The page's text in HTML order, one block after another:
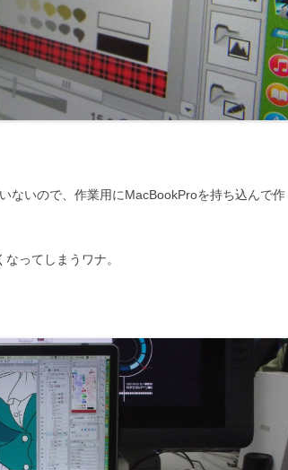
ないので、作業用にMacBookProを持ち込んで作
ってしまうワナ。